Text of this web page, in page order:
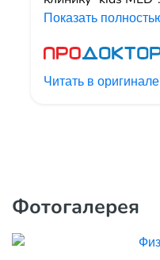
Показать
Читать в оригинале
Фотогалерея